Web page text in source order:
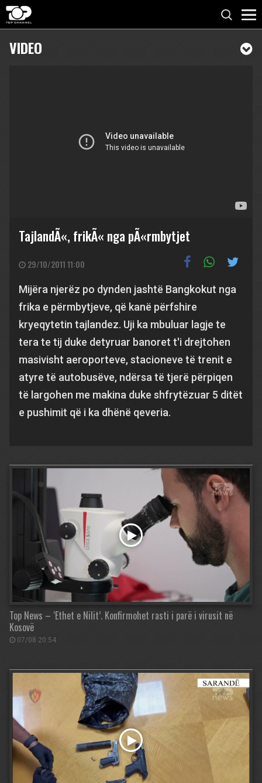
VIDEO
TajlandÃ«, frikÃ« nga pÃ«rmbytjet
29/10/2011 11:00
Mijëra njerëz po dynden jashtë Bangkokut nga
frika e përmbytjeve, që kanë përfshire
kryeqytetin tajlandez. Uji ka mbuluar lagje te
tera te tij duke detyruar banoret t'i drejtohen
masivisht aeroporteve, stacioneve të trenit e
atyre të autobusëve, ndërsa të tjerë përpiqen
të largohen me makina duke shfrytëzuar 5 ditët
e pushimit që i ka dhënë qeveria.
Top News – ‘Ethet e Nilit’. Konfirmohet rasti i parë i virusit në
Kosovë
07/08 20:54